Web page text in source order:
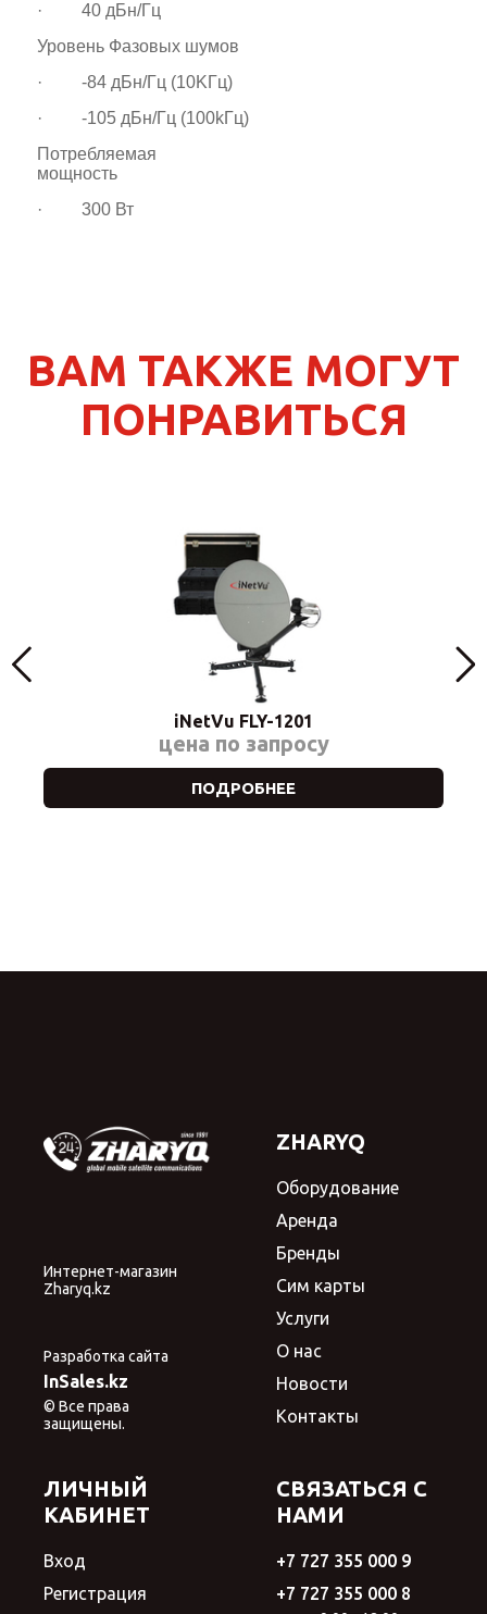
· 40 дБн/Гц
Уровень Фазовых шумов
· -84 дБн/Гц (10KГц)
· -105 дБн/Гц (100kГц)
Потребляемая
мощность
· 300 Вт
ВАМ ТАКЖЕ МОГУТ
ПОНРАВИТЬСЯ
iNetVu FLY-1201
цена по запросу
ПОДРОБНЕЕ
Интернет-магазин
Zharyq.kz
Разработка сайта
InSales.kz
© Все права
защищены.
ZHARYQ
Оборудование
Аренда
Бренды
Сим карты
Услуги
О нас
Новости
Контакты
ЛИЧНЫЙ
КАБИНЕТ
Вход
Регистрация
СВЯЗАТЬСЯ С
НАМИ
+7 727 355 000 9
+7 727 355 000 8